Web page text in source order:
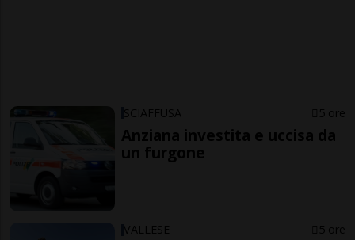
SCIAFFUSA 5 ore
Anziana investita e uccisa da
un furgone
VALLESE 5 ore